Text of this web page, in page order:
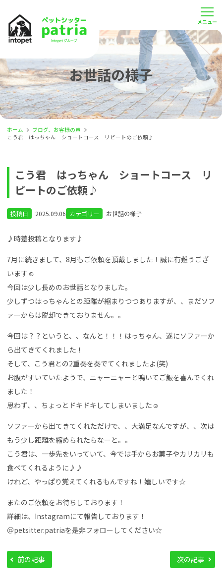
お世話の様子
ホーム
ブログ、お客様の声
こう君 はっちゃん ショートコース リピートのご依頼♪
こう君 はっちゃん ショートコース リ
ピートのご依頼♪
投稿日 2025.09.06 カテゴリー お世話の様子
♪時差投稿となります♪
7月に続きまして、8月もご依頼を頂戴しました！誠に有難うござ
います☺
今回は少し長めのお世話となりました。
少しずつはっちゃんとの距離が縮まりつつありますが、、まだソフ
ァーからは脱却できておりません。。
今回は？？というと、、なんと！！！はっちゃん、遂にソファーか
ら出てきてくれました！
そして、こう君との2重奏を奏でてくれましたよ(笑)
お腹がすいていたようで、ニャーニャーと鳴いてご飯を喜んでくれ
ました！
思わず、、ちょっとドキドキしてしまいました☺
ソファーから出てきてくれただけで、、大満足なんですが、、次は
もう少し距離を縮められたらなーと。。
こう君は、一歩先をいっていて、今では手からお菓子やカリカリも
食べてくれるように♪♪
けれど、やっぱり覚えてくれるもんですね！嬉しいです☆
またのご依頼をお待ちしております！
詳細は、Instagramにて報告しております！
＠petsitter.patriaを是非フォローしてください☆
前の記事 次の記事